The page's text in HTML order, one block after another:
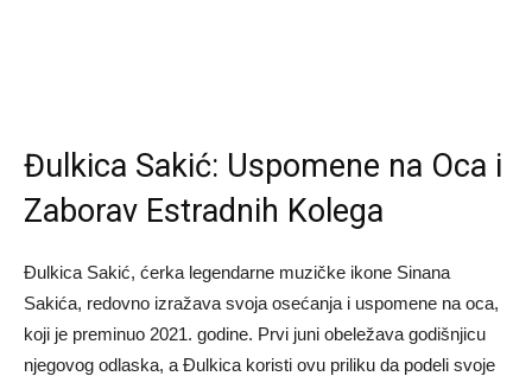
Đulkica Sakić: Uspomene na Oca i
Zaborav Estradnih Kolega
Đulkica Sakić, ćerka legendarne muzičke ikone Sinana
Sakića, redovno izražava svoja osećanja i uspomene na oca,
koji je preminuo 2021. godine. Prvi juni obeležava godišnjicu
njegovog odlaska, a Đulkica koristi ovu priliku da podeli svoje